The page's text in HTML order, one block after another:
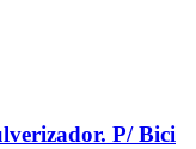
P/ Bici